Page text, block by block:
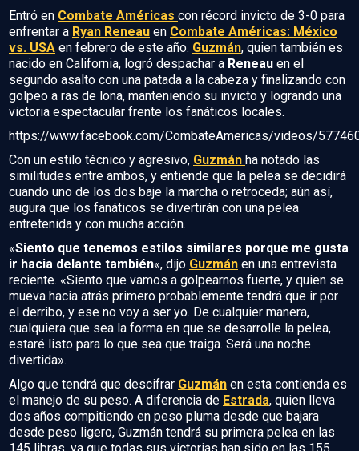
Entró en Combate Américas con récord invicto de 3-0 para
enfrentar a Ryan Reneau en Combate Américas: México
vs. USA en febrero de este año. Guzmán, quien también es
nacido en California, logró despachar a Reneau en el
segundo asalto con una patada a la cabeza y finalizando con
golpeo a ras de lona, manteniendo su invicto y logrando una
victoria espectacular frente los fanáticos locales.
https://www.facebook.com/CombateAmericas/videos/
Con un estilo técnico y agresivo, Guzmán ha notado las
similitudes entre ambos, y entiende que la pelea se decidirá
cuando uno de los dos baje la marcha o retroceda; aún así,
augura que los fanáticos se divertirán con una pelea
entretenida y con mucha acción.
«Siento que tenemos estilos similares porque me gusta
ir hacia delante también«, dijo Guzmán en una entrevista
reciente. «Siento que vamos a golpearnos fuerte, y quien se
mueva hacia atrás primero probablemente tendrá que ir por
el derribo, y ese no voy a ser yo. De cualquier manera,
cualquiera que sea la forma en que se desarrolle la pelea,
estaré listo para lo que sea que traiga. Será una noche
divertida».
Algo que tendrá que descifrar Guzmán en esta contienda es
el manejo de su peso. A diferencia de Estrada, quien lleva
dos años compitiendo en peso pluma desde que bajara
desde peso ligero, Guzmán tendrá su primera pelea en las